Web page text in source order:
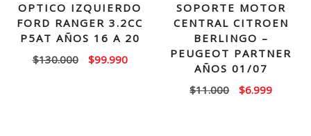
OPTICO IZQUIERDO
FORD RANGER 3.2CC
P5AT AÑOS 16 A 20
$130.000
El
$99.990El
SOPORTE MOTOR
CENTRAL CITROEN
BERLINGO –
PEUGEOT PARTNER
AÑOS 01/07
$11.000
El
$6.999El